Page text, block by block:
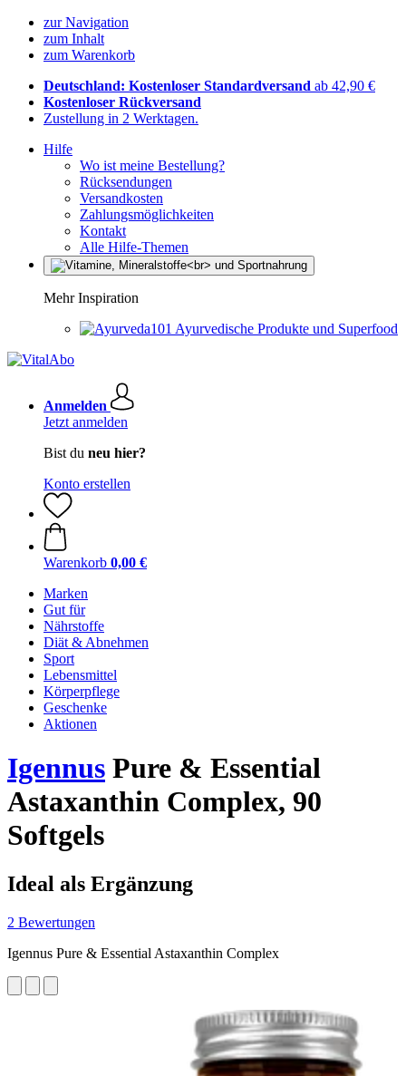
zur Navigation
zum Inhalt
zum Warenkorb
Deutschland: Kostenloser Standardversand ab 42,90 €
Kostenloser Rückversand
Zustellung in 2 Werktagen.
Hilfe
Wo ist meine Bestellung?
Rücksendungen
Versandkosten
Zahlungsmöglichkeiten
Kontakt
Alle Hilfe-Themen
Mehr Inspiration
Ayurvedische Produkte und Superfood
Anmelden
Jetzt anmelden
Bist du neu hier?
Konto erstellen
Warenkorb 0,00 €
Marken
Gut für
Nährstoffe
Diät & Abnehmen
Sport
Lebensmittel
Körperpflege
Geschenke
Aktionen
Igennus Pure & Essential
Astaxanthin Complex, 90
Softgels
Ideal als Ergänzung
2 Bewertungen
Igennus Pure & Essential Astaxanthin Complex